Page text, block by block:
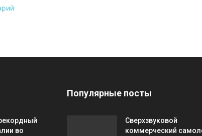
во
Популярные посты
Сверхзвуковой
коммерческий